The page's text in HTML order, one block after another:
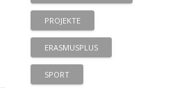
PROJEKTE
ERASMUSPLUS
SPORT